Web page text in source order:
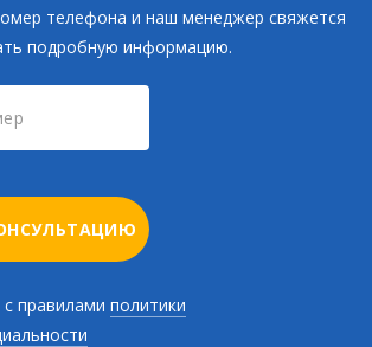
телефона и наш менеджер свяжется
подробную информацию.
с правилами политики